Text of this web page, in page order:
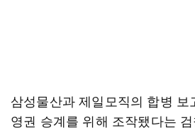
삼성물산과 제일모직의 합병 보
영권 승계를 위해 조작됐다는